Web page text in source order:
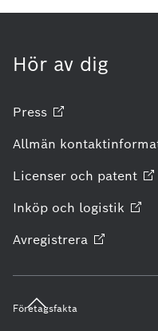
Hör av dig
Press
Allmän
Licenser och patent
Inköp och logistik
Avregistrera
Företagsfakta